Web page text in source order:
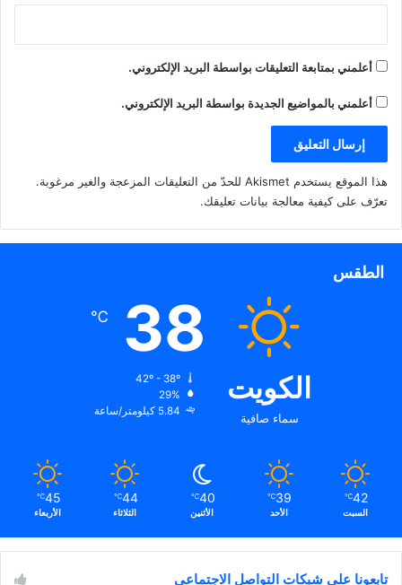
أعلمني بمتابعة التعليقات بواسطة البريد الإلكتروني.
أعلمني بالمواضيع الجديدة بواسطة البريد الإلكتروني.
هذا الموقع يستخدم Akismet للحدّ من التعليقات المزعجة والغير مرغوبة.
تعرّف على كيفية معالجة بيانات تعليقك.
الطقس
الكويت
سماء صافية
38
℃
29%
5.84 كيلومتر/ساعة
42
℃
السبت
39
℃
الأحد
40
℃
الأثنين
44
℃
الثلاثاء
45
℃
الأربعاء
تابعونا على شبكات التواصل الاجتماعي